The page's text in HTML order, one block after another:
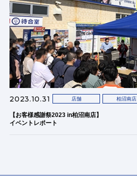
2023.10.31 店舗 柏沼南店
【お客様感謝祭2023 in柏沼南店】
イベントレポート